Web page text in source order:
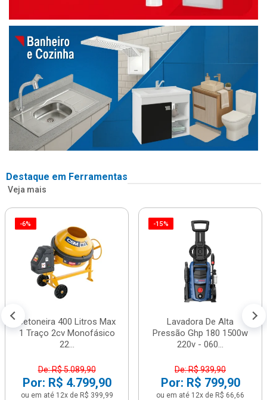
Destaque em Ferramentas
Veja mais
-6%
Betoneira 400 Litros Max
1 Traço 2cv Monofásico
22...
De: R$ 5.089,90
Por: R$ 4.799,90
ou em até 12x de R$ 399,99
-15%
Lavadora De Alta
Pressão Ghp 180 1500w
220v - 060...
De: R$ 939,90
Por: R$ 799,90
ou em até 12x de R$ 66,66